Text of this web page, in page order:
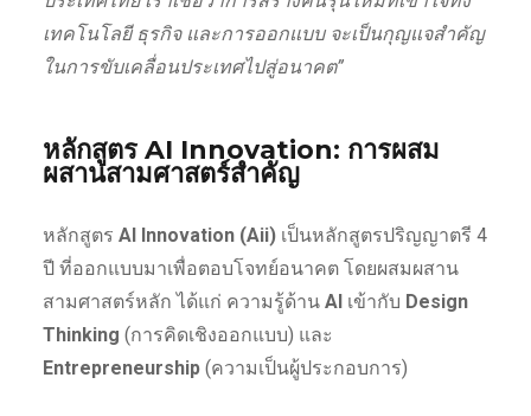
เทคโนโลยี ธุรกิจ และการออกแบบ จะเป็นกุญแจสำคัญ
ในการขับเคลื่อนประเทศไปสู่อนาคต”
หลักสูตร AI Innovation: การผสม
ผสานสามศาสตร์สำคัญ
หลักสูตร AI Innovation (Aii)เป็นหลักสูตรปริญญาตรี 4
ปี ที่ออกแบบมาเพื่อตอบโจทย์อนาคต โดยผสมผสาน
สามศาสตร์หลัก ได้แก่ ความรู้ด้าน AIเข้ากับ Design
Thinking (การคิดเชิงออกแบบ) และ
Entrepreneurship(ความเป็นผู้ประกอบการ)